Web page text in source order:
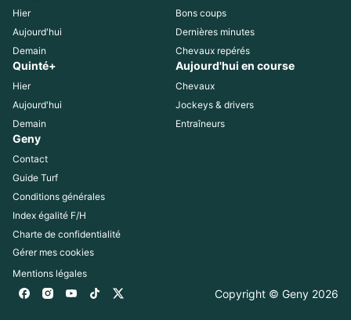
Hier
Aujourd'hui
Demain
Bons coups
Dernières minutes
Chevaux repérés
Quinté+
Hier
Aujourd'hui
Demain
Aujourd'hui en course
Chevaux
Jockeys & drivers
Entraîneurs
Geny
Contact
Guide Turf
Conditions générales
Index égalité F/H
Charte de confidentialité
Gérer mes cookies
Mentions légales
Copyright © Geny 2026